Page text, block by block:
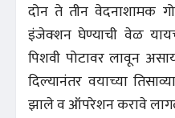
दोन ते तीन वेदनाशामक
इंजेक्शन घेण्याची वेळ
पिशवी पोटावर लावून
दिल्यानंतर वयाच्या
झाले व ऑपरेशन करावे